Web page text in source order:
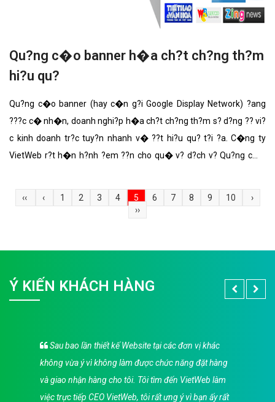
Qu?ng c�o banner h�a ch?t ch?ng th?m
hi?u qu?
Qu?ng c�o banner (hay c�n g?i Google Display Network) ?ang
???c c� nh�n, doanh nghi?p h�a ch?t ch?ng th?m s? d?ng ?? vi?
c kinh doanh tr?c tuy?n nhanh v� ??t hi?u qu? t?i ?a. C�ng ty
VietWeb r?t h�n h?nh ?em ??n cho qu� v? d?ch v? Qu?ng c�o
‹‹ ‹ 1 2 3 4 5 6 7 8 9 10
›
››
Ý KIẾN KHÁCH HÀNG
Sau bao lần thiết kế Website tại các đơn vị khác
không vừa ý vì không làm được chức năng đặt hàng
và giao nhận hàng cho tôi. Tôi tìm đến VietWeb làm
việc trực tiếp CEO VietWeb, tôi rất ưng ý vì bạn ấy rất